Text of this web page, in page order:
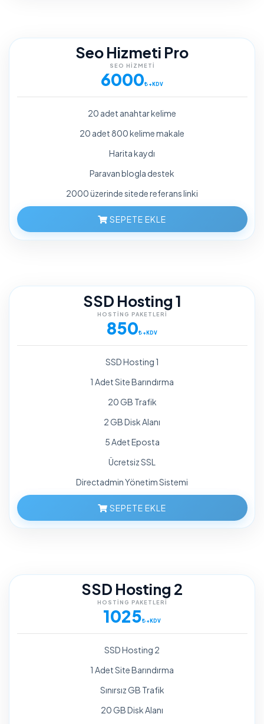
Seo Hizmeti Pro
SEO HIZMETI
6000 +KDV
20 adet anahtar kelime
20 adet 800 kelime makale
Harita kaydı
Paravan blogla destek
2000 üzerinde sitede referans linki
SEPETE EKLE
SSD Hosting 1
HOSTING PAKETLERI
850 +KDV
SSD Hosting 1
1 Adet Site Barındırma
20 GB Trafik
2 GB Disk Alanı
5 Adet Eposta
Ücretsiz SSL
Directadmin Yönetim Sistemi
SEPETE EKLE
SSD Hosting 2
HOSTING PAKETLERI
1025 +KDV
SSD Hosting 2
1 Adet Site Barındırma
Sınırsız GB Trafik
20 GB Disk Alanı